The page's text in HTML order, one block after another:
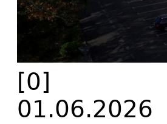
[0]
01.06.2026